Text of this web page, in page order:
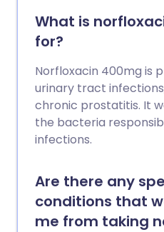
What is
for?
Norfloxacin 400mg is
urinary tract
chronic prostatitis. It
the bacteria
infections.
Are there any
conditions that
me from taking